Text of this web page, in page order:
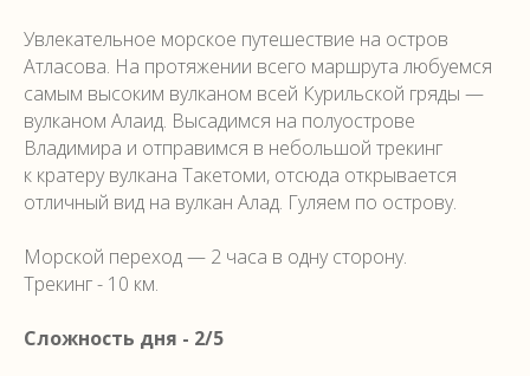
Увлекательное морское путешествие на остров
Атласова. На протяжении всего маршрута любуемся
самым высоким вулканом всей Курильской гряды —
вулканом Алаид. Высадимся на полуострове
Владимира и отправимся в небольшой трекинг
к кратеру вулкана Такетоми, отсюда открывается
отличный вид на вулкан Алад. Гуляем по острову.
Морской переход — 2 часа в одну сторону.
Трекинг - 10 км.
Сложность дня - 2/5